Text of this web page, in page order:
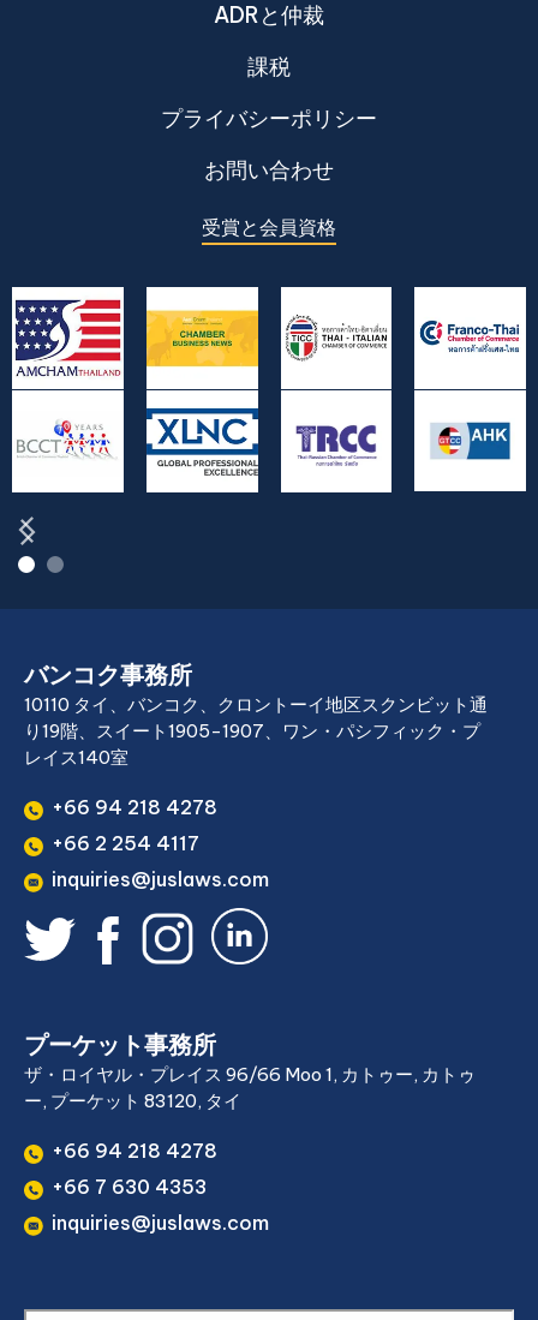
ADRと仲裁
課税
プライバシーポリシー
お問い合わせ
受賞と会員資格
バンコク事務所
10110 タイ、バンコク、クロントーイ地区スクンビット通
り19階、スイート1905-1907、ワン・パシフィック・プ
レイス140室
+66 94 218 4278
+66 2 254 4117
inquiries@juslaws.com
プーケット事務所
ザ・ロイヤル・プレイス 96/66 Moo 1, カトゥー, カトゥ
ー, プーケット 83120, タイ
+66 94 218 4278
+66 7 630 4353
inquiries@juslaws.com